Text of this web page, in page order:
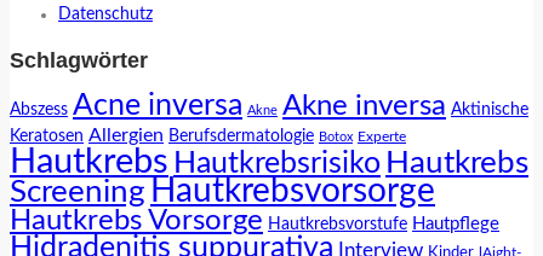
Datenschutz
Schlagwörter
Abszess Acne inversa Akne Akne inversa Aktinische
Keratosen Allergien Berufsdermatologie Botox Experte
Hautkrebs Hautkrebsrisiko Hautkrebs
Screening Hautkrebsvorsorge
Hautkrebs Vorsorge Hautkrebsvorstufe Hautpflege
Hidradenitis suppurativa Interview Kinder lAight-